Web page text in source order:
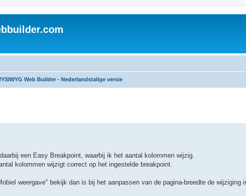
Web Builder - Nederlandstalige versie
een Easy Breakpoint, waarbij ik het aantal kolommen wijzig.
kolommen wijzigt correct op het ingestelde breakpoint.
weergave" bekijk dan is bij het aanpassen van de pagina-breedte de wijziging